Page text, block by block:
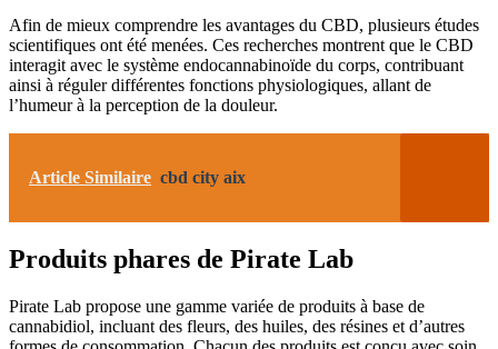
Afin de mieux comprendre les avantages du CBD, plusieurs études
scientifiques ont été menées. Ces recherches montrent que le CBD
interagit avec le système endocannabinoïde du corps, contribuant
ainsi à réguler différentes fonctions physiologiques, allant de
l’humeur à la perception de la douleur.
Article Similaire cbd city aix
Produits phares de Pirate Lab
Pirate Lab propose une gamme variée de produits à base de
cannabidiol, incluant des fleurs, des huiles, des résines et d’autres